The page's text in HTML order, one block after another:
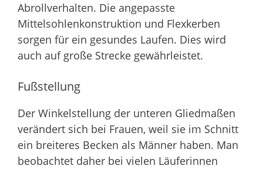
Abrollverhalten. Die angepasste
Mittelsohlenkonstruktion und Flexkerben
sorgen für ein gesundes Laufen. Dies wird
auch auf große Strecke gewährleistet.
Fußstellung
Der Winkelstellung der unteren Gliedmaßen
verändert sich bei Frauen, weil sie im Schnitt
ein breiteres Becken als Männer haben. Man
beobachtet daher bei vielen Läuferinnen